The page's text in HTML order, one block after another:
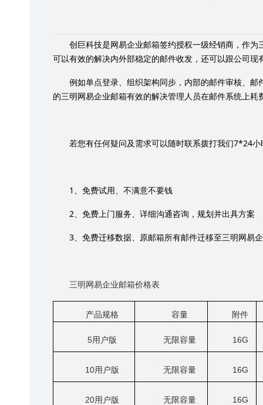
创巨科技是网易企业邮箱签约授权一级经销商，作
可以有效的解决内外部稳定的邮件收发，还可以跟公司现
例如单点登录、组织架构同步，内部的邮件审核、
的三明网易企业邮箱有效的解决管理人员在邮件系统上
若您有任何疑问及需求可以随时联系拨打我们7*24小
1 、免费试用、不满意不要钱
2 、免费上门服务、详细沟通咨询，规划并出具方案
3 、免费迁移数据、原邮箱所有邮件迁移至三明网易
三明网易企业邮箱价格表
产品规格 容量 附件
5用户版 无限容量 16G
10用户版 无限容量 16G
20用户版 无限容量 16G